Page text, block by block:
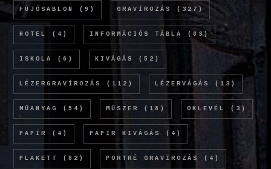
FÚJÓSABLON (9) GRAVÍROZÁS (327)
HOTEL (4) INFORMÁCIÓS TÁBLA (83)
ISKOLA (6) KIVÁGÁS (52)
LÉZERGRAVÍROZÁS (112) LÉZERVÁGÁS (13)
MŰANYAG (54) MŰSZER (18) OKLEVÉL (3)
PAPÍR (4) PAPÍR KIVÁGÁS (4)
PLAKETT (82) PORTRÉ GRAVÍROZÁS (4)